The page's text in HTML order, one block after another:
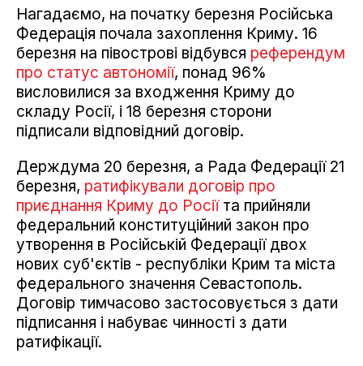
Нагадаємо, на початку березня Російська
Федерація почала захоплення Криму. 16
березня на півострові відбувся референдум
про статус автономії, понад 96%
висловилися за входження Криму до
складу Росії, і 18 березня сторони
підписали відповідний договір.
Держдума 20 березня, а Рада Федерації 21
березня, ратифікували договір про
приєднання Криму до Росіїта прийняли
федеральний конституційний закон про
утворення в Російській Федерації двох
нових суб'єктів - республіки Крим та міста
федерального значення Севастополь.
Договір тимчасово застосовується з дати
підписання і набуває чинності з дати
ратифікації.